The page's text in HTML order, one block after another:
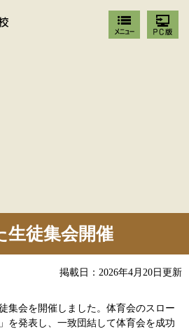
生徒集会開催
掲載日：2026年4月20日更新
集会を開催しました。体育会のスロー
を発表し、一致団結して体育会を成功